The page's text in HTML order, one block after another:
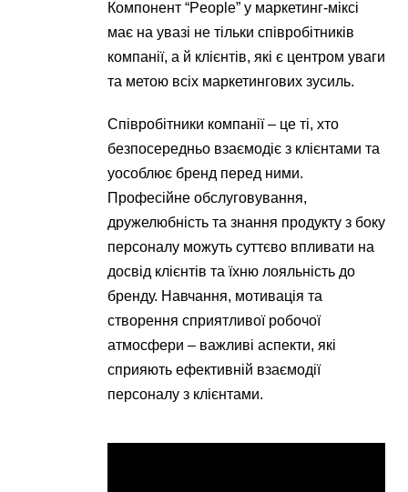
Компонент “People” у маркетинг-міксі
має на увазі не тільки співробітників
компанії, а й клієнтів, які є центром уваги
та метою всіх маркетингових зусиль.
Співробітники компанії – це ті, хто
безпосередньо взаємодіє з клієнтами та
уособлює бренд перед ними.
Професійне обслуговування,
дружелюбність та знання продукту з боку
персоналу можуть суттєво впливати на
досвід клієнтів та їхню лояльність до
бренду. Навчання, мотивація та
створення сприятливої робочої
атмосфери – важливі аспекти, які
сприяють ефективній взаємодії
персоналу з клієнтами.